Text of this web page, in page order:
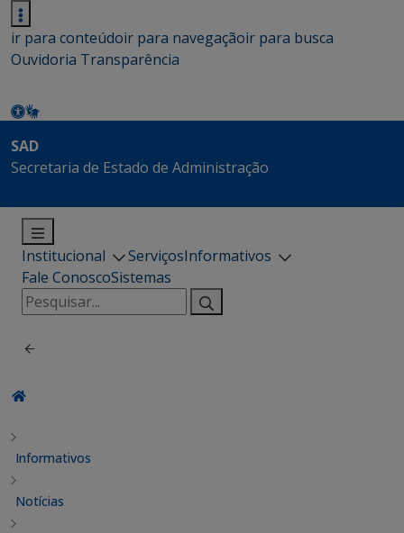
ir para conteúdoir para navegaçãoir para busca
Ouvidoria Transparência
SAD
Secretaria de Estado de Administração
Institucional ServiçosInformativos
Fale ConoscoSistemas
Pesquisar
por:
Informativos
Notícias